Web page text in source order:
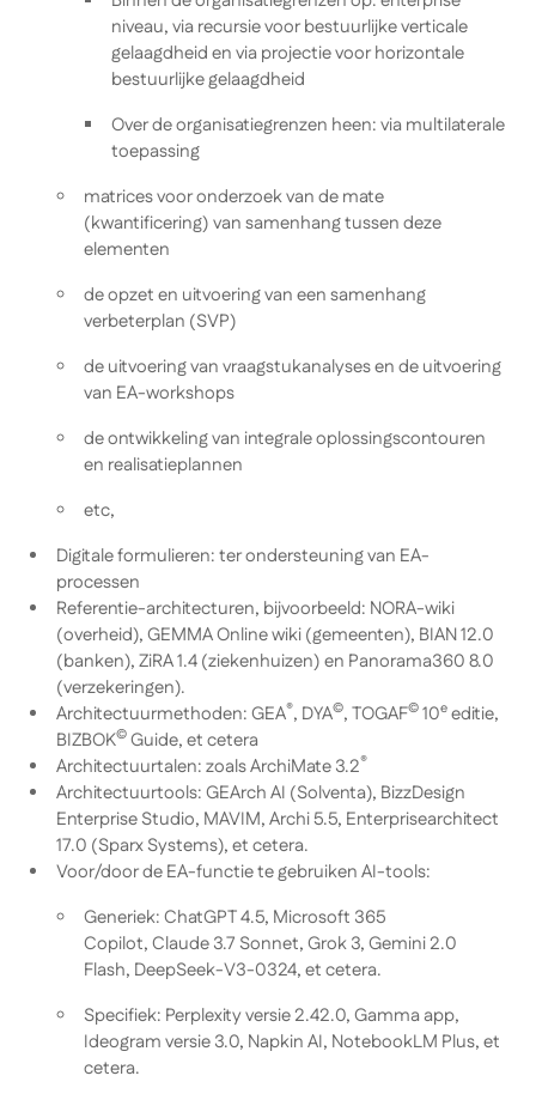
niveau, via recursie voor bestuurlijke verticale
gelaagdheid en via projectie voor horizontale
bestuurlijke gelaagdheid
Over de organisatiegrenzen heen: via multilaterale
toepassing
matrices voor onderzoek van de mate
(kwantificering) van samenhang tussen deze
elementen
de opzet en uitvoering van een samenhang
verbeterplan (SVP)
de uitvoering van vraagstukanalyses en de uitvoering
van EA-workshops
de ontwikkeling van integrale oplossingscontouren
en realisatieplannen
etc,
Digitale formulieren: ter ondersteuning van EA-
processen
Referentie-architecturen, bijvoorbeeld: NORA-wiki
(overheid), GEMMA Online wiki (gemeenten), BIAN 12.0
(banken), ZiRA 1.4 (ziekenhuizen) en Panorama360 8.0
(verzekeringen).
Architectuurmethoden: GEA®, DYA©, TOGAF©10eeditie,
BIZBOK©Guide, et cetera
Architectuurtalen: zoals ArchiMate 3.2®
Architectuurtools: GEArch AI (Solventa), BizzDesign
Enterprise Studio, MAVIM, Archi 5.5, Enterprisearchitect
17.0 (Sparx Systems), et cetera.
Voor/door de EA-functie te gebruiken AI-tools:
Generiek: ChatGPT 4.5, Microsoft 365
Copilot, Claude 3.7 Sonnet, Grok 3, Gemini 2.0
Flash, DeepSeek-V3-0324, et cetera.
Specifiek: Perplexity versie 2.42.0, Gamma app,
Ideogram versie 3.0, Napkin AI, NotebookLM Plus, et
cetera.